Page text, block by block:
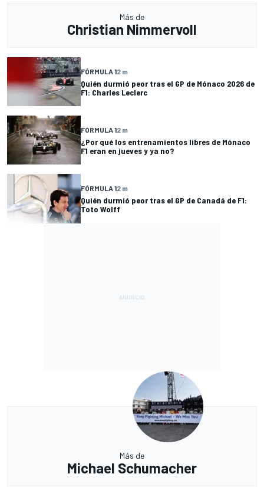
Más de
Christian Nimmervoll
FÓRMULA 12 m
Quién durmió peor tras el GP de Mónaco 2026 de
F1: Charles Leclerc
FÓRMULA 12 m
¿Por qué los entrenamientos libres de Mónaco
F1 eran en jueves y ya no?
FÓRMULA 12 m
Quién durmió peor tras el GP de Canadá de F1:
Toto Wolff
Más de
Michael Schumacher